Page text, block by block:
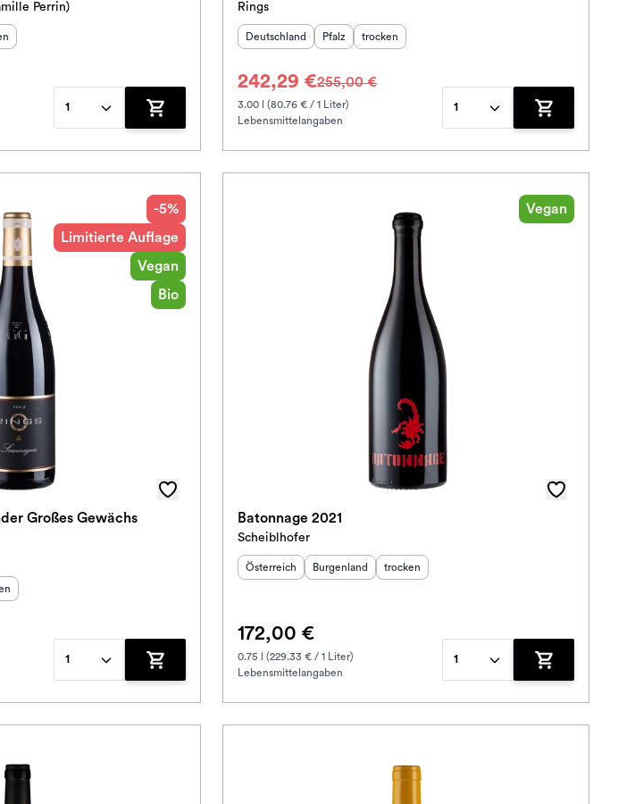
Perrin)
:
1
Zum Warenkorb hinzufügen
Rings
Herkunftsland
Deutschland Herkunftsregion
Pfalz Geschmack
trocken
242,29 €255,00 €
3.00 l (80.76 € / 1 Liter)
Lebensmittelangaben
1
Zum
-5%
Limitierte Auflage
Vegan
Bio
Großes Gewächs
1
Zum Warenkorb hinzufügen
Vegan
Batonnage 2021
Scheiblhofer
Herkunftsland :
Österreich Herkunftsregion:
Burgenland Geschmack
trocken
172,00 €
0.75 l (229.33 € / 1 Liter)
Lebensmittelangaben
1
Zum